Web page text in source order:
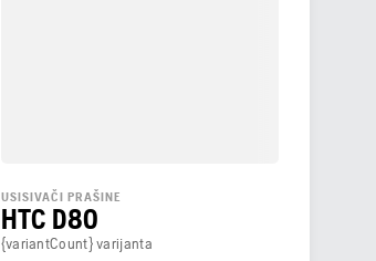
USISIVAČI PRAŠINE
HTC D80
{variantCount} varijanta